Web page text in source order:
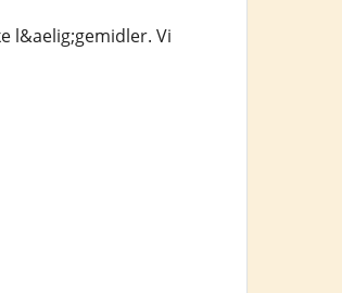
l&aelig;gemidler. Vi